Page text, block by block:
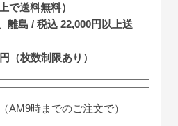
で送料無料）
離島 / 税込 22,000円以上送
（枚数制限あり）
（AM9時までのご注文で）